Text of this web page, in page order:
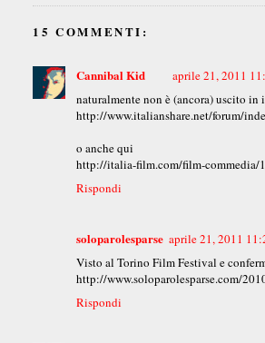
15 COMMENTI:
Cannibal Kid
aprile 21, 2011
naturalmente non è (ancora) uscito
http://www.italianshare.net/forum/
o anche qui
http://italia-film.com/film-commedia/
Rispondi
soloparolesparse aprile 21, 2011
Visto al Torino Film Festival e
http://www.soloparolesparse.com/
Rispondi